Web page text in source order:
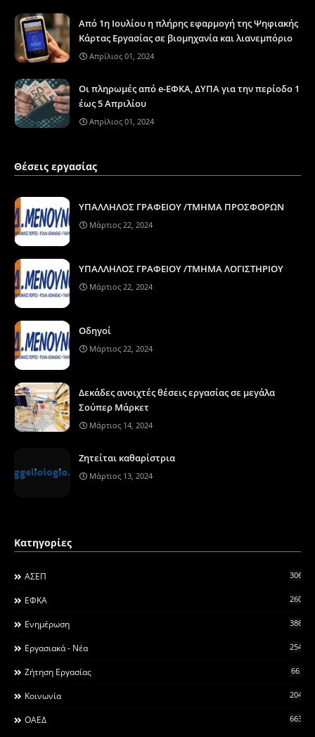
Από 1η Ιουλίου η πλήρης εφαρμογή της Ψηφιακής
Κάρτας Εργασίας σε βιομηχανία και λιανεμπόριο
Απρίλιος 01, 2024
Οι πληρωμές από e-ΕΦΚΑ, ΔΥΠΑ για την περίοδο 1
έως 5 Απριλίου
Απρίλιος 01, 2024
Θέσεις εργασίας
ΥΠΑΛΛΗΛΟΣ ΓΡΑΦΕΙΟΥ /ΤΜΗΜΑ ΠΡΟΣΦΟΡΩΝ
Μάρτιος 22, 2024
ΥΠΑΛΛΗΛΟΣ ΓΡΑΦΕΙΟΥ /ΤΜΗΜΑ ΛΟΓΙΣΤΗΡΙΟΥ
Μάρτιος 22, 2024
Οδηγοί
Μάρτιος 22, 2024
Δεκάδες ανοιχτές θέσεις εργασίας σε μεγάλα
Σούπερ Μάρκετ
Μάρτιος 14, 2024
Ζητείται καθαρίστρια
Μάρτιος 13, 2024
Κατηγορίες
ΑΣΕΠ 306
ΕΦΚΑ 260
Ενημέρωση 3868
Εργασιακά - Νέα 2546
Ζήτηση Εργασίας 66
Κοινωνία 2044
ΟΑΕΔ 663